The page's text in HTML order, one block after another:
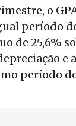
o
período
de 25,6%
e
período